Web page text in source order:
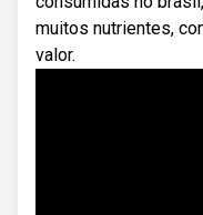
muitos nutrientes,
valor.